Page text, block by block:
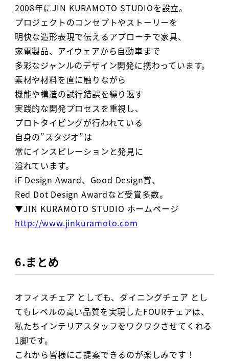
2008年にJIN KURAMOTO STUDIOを設立。
プロジェクトのコンセプトやストーリーを
明快な造形表現で伝えるアプローチで家具、
家電製品、アイウェアから自動車まで
多彩なジャンルのデザイン開発に携わっています。
素材や材料を直に触りながら
機能や構造の試行錯誤を繰り返す
実践的な開発プロセスを重視し、
プロトタイピングが行われている
自身の”スタジオ”は
常にインスピレーションと発見に
溢れています。
iF Design Award、Good Design賞、
Red Dot Design Awardなど受賞多数。
▼JIN KURAMOTO STUDIO ホームページ
http://www.jinkuramoto.com
6.まとめ
オフィスチェア としても、ダイニングチェア とし
てもレベルの高い品質を実現したFOURチェアは、
私たちインテリアスタッフをワクワクさせてくれる
1脚です。
これから皆様にご提案できるのが楽しみです！